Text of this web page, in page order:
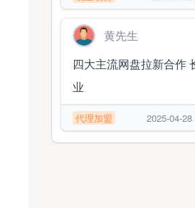
黄先生
四大主流网盘拉新合作
业
代理加盟 2025-04-